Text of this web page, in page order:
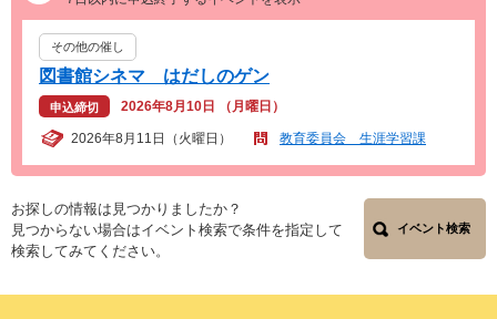
その他の催し
図書館シネマ はだしのゲン
申込締切 2026年8月10日 （月曜日）
2026年8月11日（火曜日） 教育委員会 生涯学習課
お探しの情報は見つかりましたか？
見つからない場合はイベント検索で条件を指定して
検索してみてください。
イベント検索